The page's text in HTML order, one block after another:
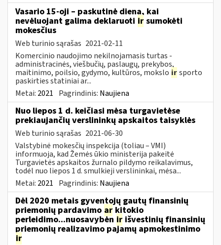
Vasario 15-oji – paskutinė diena, kai
nevėluojant galima deklaruoti ir sumokėti
mokesčius
Web turinio sąrašas 2021-02-11
Komercinio naudojimo nekilnojamasis turtas -
administracinės, viešbučių, paslaugų, prekybos,
maitinimo, poilsio, gydymo, kultūros, mokslo irsporto
paskirties statiniai ar...
Metai: 2021 Pagrindinis: Naujiena
Nuo liepos 1 d. keičiasi mėsa turgavietėse
prekiaujančių verslininkų apskaitos taisyklės
Web turinio sąrašas 2021-06-30
Valstybinė mokesčių inspekcija (toliau – VMI)
informuoja, kad Žemės ūkio ministerija pakeitė
Turgavietės apskaitos žurnalo pildymo reikalavimus,
todėl nuo liepos 1 d. smulkieji verslininkai, mėsa...
Metai: 2021 Pagrindinis: Naujiena
Dėl 2020 metais gyventojų gautų finansinių
priemonių pardavimo ar kitokio
perleidimo...nuosavybėn ir išvestinių finansinių
priemonių realizavimo pajamų apmokestinimo
ir